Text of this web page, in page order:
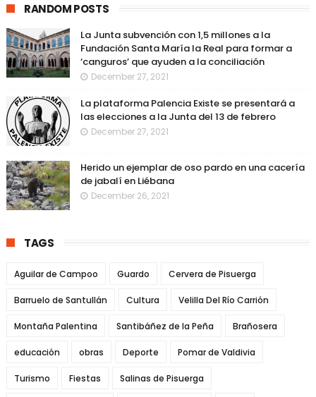
RANDOM POSTS
La Junta subvención con 1,5 millones a la
Fundación Santa María la Real para formar a
‘canguros’ que ayuden a la conciliación
December 27, 2021
La plataforma Palencia Existe se presentará a
las elecciones a la Junta del 13 de febrero
December 27, 2021
Herido un ejemplar de oso pardo en una cacería
de jabalí en Liébana
December 26, 2021
TAGS
Aguilar de Campoo Guardo Cervera de Pisuerga
Barruelo de Santullán Cultura Velilla Del Río Carrión
Montaña Palentina Santibáñez de la Peña Brañosera
educación obras Deporte Pomar de Valdivia
Turismo Fiestas Salinas de Pisuerga